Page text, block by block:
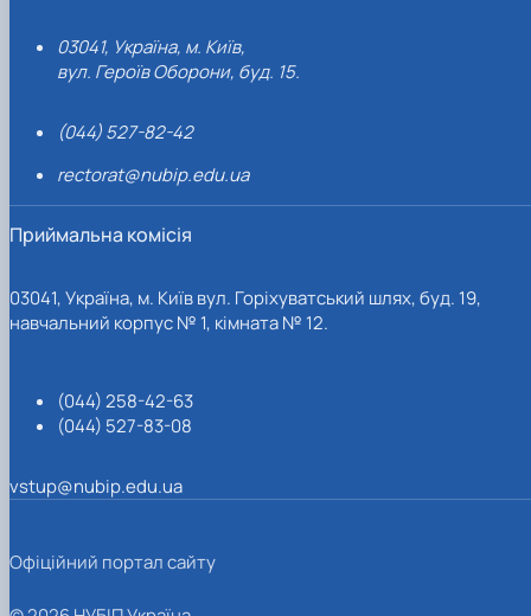
03041, Україна, м. Київ,
вул. Героїв Оборони, буд. 15.
(044) 527-82-42
rectorat@nubip.edu.ua
Приймальна комісія
03041, Україна, м. Київ вул. Горіхуватський шлях, буд. 19,
навчальний корпус № 1, кімната № 12.
(044) 258-42-63
(044) 527-83-08
vstup@nubip.edu.ua
Офіційний портал сайту